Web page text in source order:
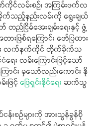
င်လမ်းစဉ်၊ အကြမ်းဖက်လ
သည့်နည်းလမ်းကို ရွေးချယ်
ငြိမ်အေးချမ်းရေးနှင့် ဖွံ့
းဖြစ်ရကြောင်း ဖော်ပြထား
အား လက်နက်ကိုင် တိုက်ခိုက်သ
း လမ်းကြောင်းဖြင့်သော်
ာင်း မှသော်လည်းကောင်း နို
ဖြင့် ဖြေရှင်းနိုင်ရေး ဆက်သွ
းစဉ်များကို အားသွန်ခွန်စို